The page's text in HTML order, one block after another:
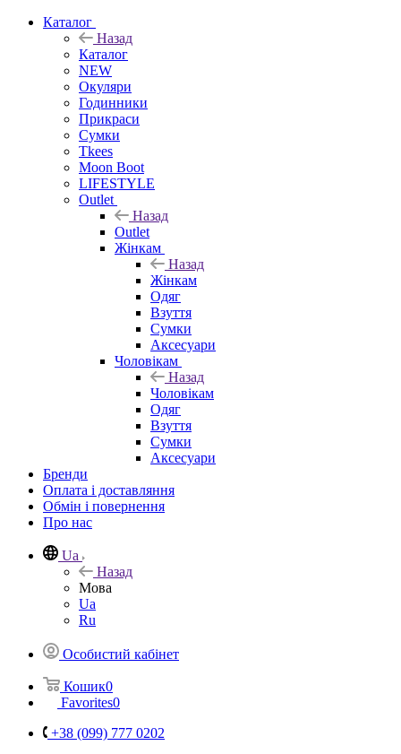
Каталог
Назад
Каталог
NEW
Окуляри
Годинники
Прикраси
Сумки
Tkees
Moon Boot
LIFESTYLE
Outlet
Назад
Outlet
Жінкам
Назад
Жінкам
Одяг
Взуття
Сумки
Аксесуари
Чоловікам
Назад
Чоловікам
Одяг
Взуття
Сумки
Аксесуари
Бренди
Оплата і доставляння
Обмін і повернення
Про нас
Ua
Назад
Мова
Ua
Ru
Особистий кабінет
Кошик0
Favorites0
+38 (099) 777 0202